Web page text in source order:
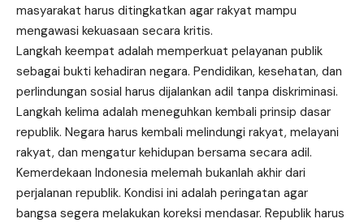
masyarakat harus ditingkatkan agar rakyat mampu
mengawasi kekuasaan secara kritis.
Langkah keempat adalah memperkuat pelayanan publik
sebagai bukti kehadiran negara. Pendidikan, kesehatan, dan
perlindungan sosial harus dijalankan adil tanpa diskriminasi.
Langkah kelima adalah meneguhkan kembali prinsip dasar
republik. Negara harus kembali melindungi rakyat, melayani
rakyat, dan mengatur kehidupan bersama secara adil.
Kemerdekaan Indonesia melemah bukanlah akhir dari
perjalanan republik. Kondisi ini adalah peringatan agar
bangsa segera melakukan koreksi mendasar. Republik harus